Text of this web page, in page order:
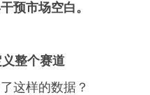
预市场空白。
整个赛道
这样的数据？